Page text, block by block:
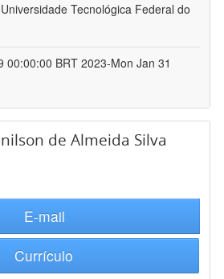
Universidade Tecnológica Federal do
00:00:00 BRT 2023-Mon Jan 31
de Almeida Silva
E-mail
Currículo